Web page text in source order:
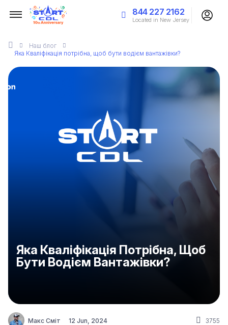
844 227 2162
Located in New Jersey
Наш блог
Яка Кваліфікація потрібна, щоб бути водієм вантажівки?
Яка Кваліфікація Потрібна, Щоб
Бути Водієм Вантажівки?
Макс Сміт 12 Jun, 2024 3755